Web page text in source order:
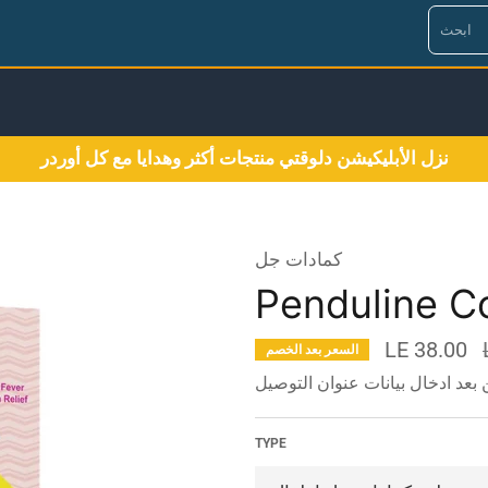
نزل الأبليكيشن دلوقتي منتجات أكثر وهدايا مع كل أوردر
كمادات جل
Penduline
السعر بعد الخصم LE 38.00
TYPE